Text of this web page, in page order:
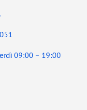
09:00 – 19:00